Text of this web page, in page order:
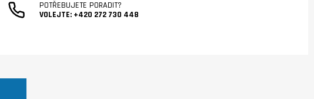
POTŘEBUJETE PORADIT?
VOLEJTE: +420 272 730 448